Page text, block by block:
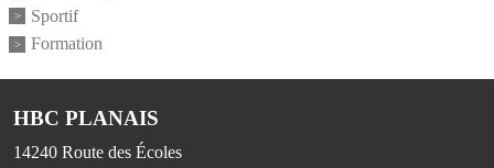
Sportif
Formation
HBC PLANAIS
14240 Route des Écoles